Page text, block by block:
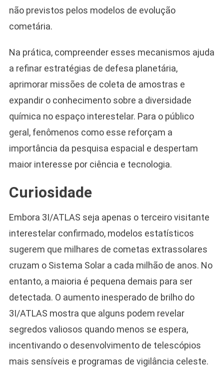
não previstos pelos modelos de evolução
cometária.
Na prática, compreender esses mecanismos ajuda
a refinar estratégias de defesa planetária,
aprimorar missões de coleta de amostras e
expandir o conhecimento sobre a diversidade
química no espaço interestelar. Para o público
geral, fenômenos como esse reforçam a
importância da pesquisa espacial e despertam
maior interesse por ciência e tecnologia.
Curiosidade
Embora 3I/ATLAS seja apenas o terceiro visitante
interestelar confirmado, modelos estatísticos
sugerem que milhares de cometas extrassolares
cruzam o Sistema Solar a cada milhão de anos. No
entanto, a maioria é pequena demais para ser
detectada. O aumento inesperado de brilho do
3I/ATLAS mostra que alguns podem revelar
segredos valiosos quando menos se espera,
incentivando o desenvolvimento de telescópios
mais sensíveis e programas de vigilância celeste.